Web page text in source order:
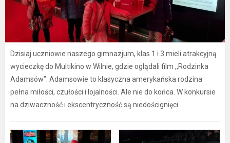
Dzisiaj uczniowie naszego gimnazjum, klas 1 i 3 mieli atrakcyjną
wycieczkę do Multikino w Wilnie, gdzie oglądali film ,,Rodzinka
Adamsów”. Adamsowie to klasyczna amerykańska rodzina
pełna miłości, czułości i lojalności. Ale nie do końca. W konkursie
na dziwaczność i ekscentryczność są niedoścignięci.